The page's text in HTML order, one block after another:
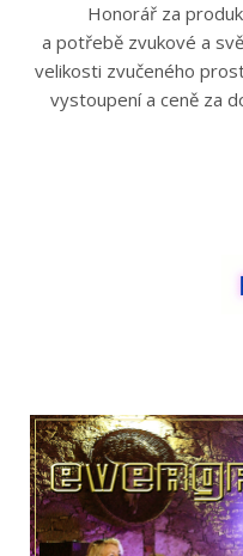
Honorář za produkci
a potřebě zvukové a
velikosti
vystoupení a ceně za